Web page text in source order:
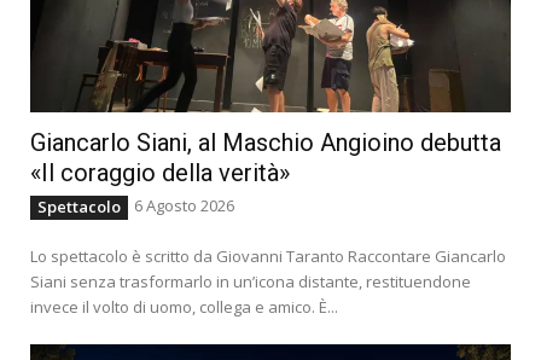
Giancarlo Siani, al Maschio Angioino debutta
«Il coraggio della verità»
Spettacolo 6 Agosto 2026
Lo spettacolo è scritto da Giovanni Taranto Raccontare Giancarlo
Siani senza trasformarlo in un’icona distante, restituendone
invece il volto di uomo, collega e amico. È...